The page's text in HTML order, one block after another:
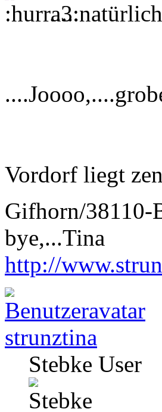
Vordorf liegt
Gifhorn/38110-
bye,...Tina
http://
strunztina
Stebke User